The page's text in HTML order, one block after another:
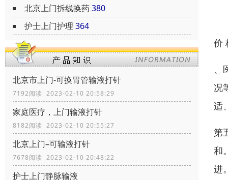
北京上门拆线换药380
护士上门护理 364
北京市上门-可换胃管输液打针
7192阅读 2023-02-10 20:58:29
家庭医疗，上门输液打针
8182阅读 2023-02-10 20:55:27
北京上门–可输液打针
7678阅读 2023-02-10 20:48:22
护士上门静脉输液
价
、
况
适
第
和
进